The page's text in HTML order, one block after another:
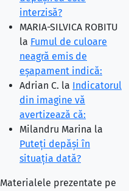
interzisă?
MARIA-SILVICA ROBITU
la Fumul de culoare
neagră emis de
eşapament indică:
Adrian C. la Indicatorul
din imagine vă
avertizează că:
Milandru Marina la
Puteţi depăşi în
situaţia dată?
Materialele prezentate pe